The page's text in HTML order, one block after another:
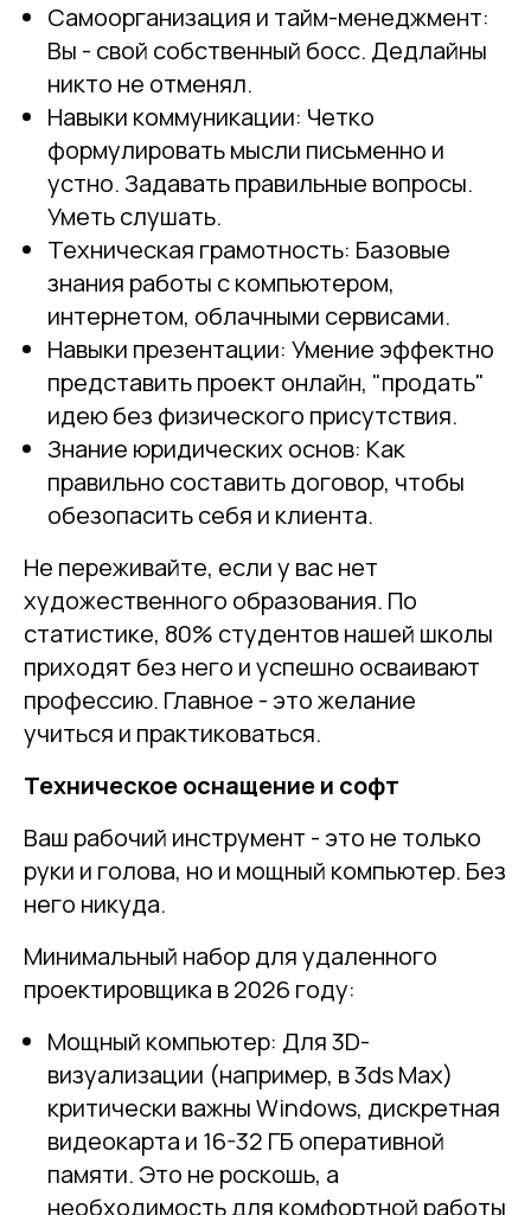
Самоорганизация и тайм-менеджмент:
Вы - свой собственный босс. Дедлайны
никто не отменял.
Навыки коммуникации: Четко
формулировать мысли письменно и
устно. Задавать правильные вопросы.
Уметь слушать.
Техническая грамотность: Базовые
знания работы с компьютером,
интернетом, облачными сервисами.
Навыки презентации: Умение эффектно
представить проект онлайн, "продать"
идею без физического присутствия.
Знание юридических основ: Как
правильно составить договор, чтобы
обезопасить себя и клиента.
Не переживайте, если у вас нет
художественного образования. По
статистике, 80% студентов нашей школы
приходят без него и успешно осваивают
профессию. Главное - это желание
учиться и практиковаться.
Техническое оснащение и софт
Ваш рабочий инструмент - это не только
руки и голова, но и мощный компьютер. Без
него никуда.
Минимальный набор для удаленного
проектировщика в 2026 году:
Мощный компьютер: Для 3D-
визуализации (например, в 3ds Max)
критически важны Windows, дискретная
видеокарта и 16-32 ГБ оперативной
памяти. Это не роскошь, а
необходимость для комфортной работы